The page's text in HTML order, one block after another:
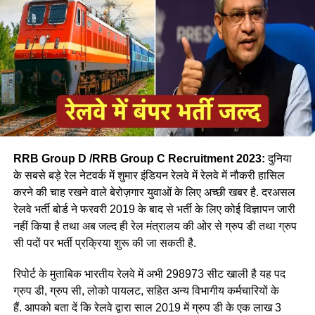
आपने अमूमन पुरुषों को ही रेल चलाते हुए देखा होगा लेकिन माथे पर लाल
बिंदी, भरी हुई मांग और हाथ में लाल चूड़ी पहने हुए महिला लोकों पायलेट
नीलम राथल रेल में सवार हजारों यात्रियों को सुरक्षित गंतव्य पहुंचाने की
रेलवे की सीनियर असिस्टेंट लोको पायलट नीलम बताती है कि जब वे
पेसीजर ट्रेन चलाती है तो कई लोग उन्हें देख कर हेरान रह जाते है कुछ
लड़कीया उन्हे देखकर काफी खुश भी होती है कि एक महिला ट्रेन चल रही
RRB Group D /RRB Group C Recruitment 2023:दुनिया
के सबसे बड़े रेल नेटवर्क में शुमार इंडियन रेलवे में रेलवे में नौकरी हासिल
करने की चाह रखने वाले बेरोज़गार युवाओं के लिए अच्छी खबर है. दरअसल
रेलवे भर्ती बोर्ड ने फरवरी 2019 के बाद से भर्ती के लिए कोई विज्ञापन जारी
नहीं किया है तथा अब जल्द ही रेल मंत्रालय की ओर से ग्रुप डी तथा ग्रुप
सी पदों पर भर्ती प्रक्रिया शुरू की जा सकती है.
रिपोर्ट के मुताबिक भारतीय रेलवे में अभी 298973 सीट खाली है यह पद
ग्रुप डी, ग्रुप सी, लोको पायलट, सहित अन्य विभागीय कर्मचारियों के
हैं. आपको बता दें कि रेलवे द्वारा साल 2019 में ग्रुप डी के एक लाख 3